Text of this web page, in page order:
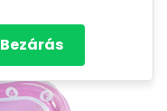
Bezárás